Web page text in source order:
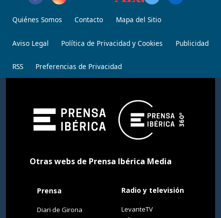
Quiénes Somos Contacto Mapa del Sitio
Aviso Legal Política de Privacidad y Cookies Publicidad
RSS Preferencias de Privacidad
Otras webs de Prensa Ibérica Media
Prensa
Diari de Girona
Radio y televisión
LevanteTV